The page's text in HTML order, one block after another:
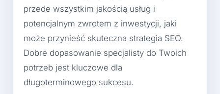
przede wszystkim jakością usług i
potencjalnym zwrotem z inwestycji, jaki
może przynieść skuteczna strategia SEO.
Dobre dopasowanie specjalisty do Twoich
potrzeb jest kluczowe dla
długoterminowego sukcesu.